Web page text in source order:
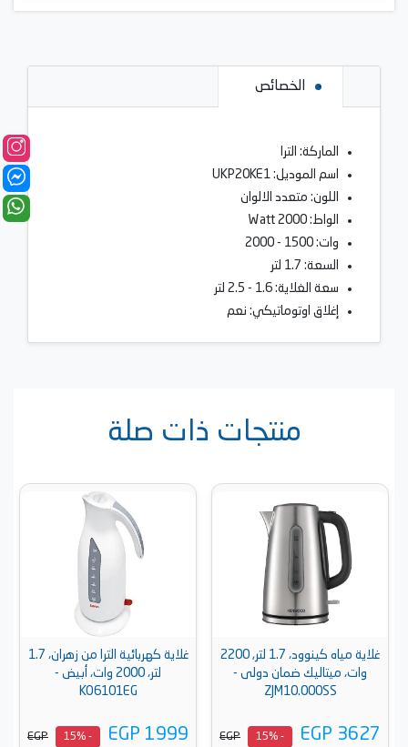
الخصائص
الماركة: الترا
اسم الموديل: UKP20KE1
اللون: متعدد الالوان
الواط: 2000 Watt
وات: 1500 - 2000
السعة: 1.7 لتر
سعة الغلاية: 1.6 - 2.5 لتر
إغلاق اوتوماتيكي: نعم
منتجات ذات صلة
غلاية مياه كينوود، 1.7 لتر, 2200
وات، ميتاليك ضمان دولى -
ZJM10.000SS
EGP 3627
- 15%
EGP
غلاية كهربائية الترا من زهران، 1.7
لتر، 2000 وات، أبيض -
KO6101EG
EGP 1999
- 15%
EGP